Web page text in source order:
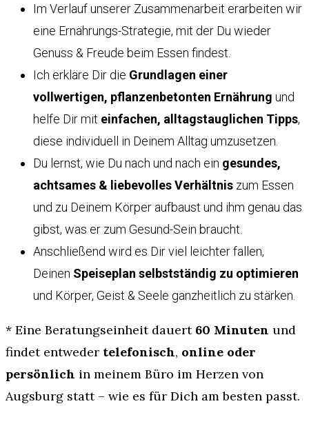
Im Verlauf unserer Zusammenarbeit erarbeiten wir
eine Ernährungs-Strategie, mit der Du wieder
Genuss & Freude beim Essen findest.
Ich erkläre Dir die Grundlagen einer
vollwertigen, pflanzenbetonten Ernährung und
helfe Dir mit einfachen, alltagstauglichen Tipps,
diese individuell in Deinem Alltag umzusetzen.
Du lernst, wie Du nach und nach ein gesundes,
achtsames & liebevolles Verhältnis zum Essen
und zu Deinem Körper aufbaust und ihm genau das
gibst, was er zum Gesund-Sein braucht.
Anschließend wird es Dir viel leichter fallen,
Deinen Speiseplan selbstständig zu optimieren
und Körper, Geist & Seele ganzheitlich zu stärken.
* Eine Beratungseinheit dauert 60 Minuten und
findet entweder telefonisch, online oder
persönlich in meinem Büro im Herzen von
Augsburg statt – wie es für Dich am besten passt.